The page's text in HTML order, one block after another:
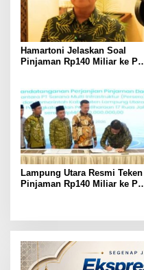
Hamartoni Jelaskan Soal
Pinjaman Rp140 Miliar ke PT
Bertahun-tahun
Lampung Utara Resmi Teken
Pinjaman Rp140 Miliar ke PT